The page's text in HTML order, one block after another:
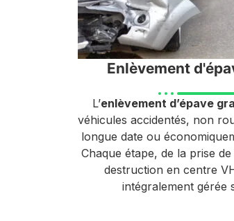
Enlèvement
L’enlèvement d’épave
véhicules accidentés, non
longue date ou
Chaque étape, de la prise
destruction en centre
intégralement gérée